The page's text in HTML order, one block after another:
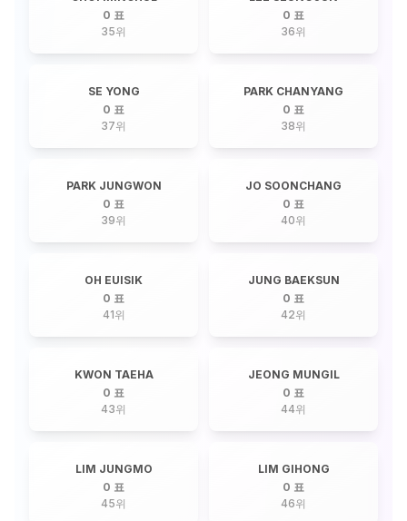
0 표
35위
0 표
36위
SE YONG
0 표
37위
PARK CHANYANG
0 표
38위
PARK JUNGWON
0 표
39위
JO SOONCHANG
0 표
40위
OH EUISIK
0 표
41위
JUNG BAEKSUN
0 표
42위
KWON TAEHA
0 표
43위
JEONG MUNGIL
0 표
44위
LIM JUNGMO
0 표
45위
LIM GIHONG
0 표
46위